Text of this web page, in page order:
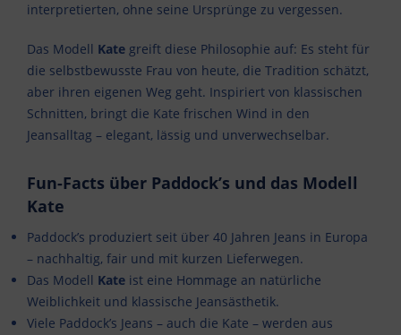
interpretierten, ohne seine Ursprünge zu vergessen.
Das Modell Kate greift diese Philosophie auf: Es steht für
die selbstbewusste Frau von heute, die Tradition schätzt,
aber ihren eigenen Weg geht. Inspiriert von klassischen
Schnitten, bringt die Kate frischen Wind in den
Jeansalltag – elegant, lässig und unverwechselbar.
Fun-Facts über Paddock’s und das Modell
Kate
Paddock’s produziert seit über 40 Jahren Jeans in Europa
– nachhaltig, fair und mit kurzen Lieferwegen.
Das Modell Kate ist eine Hommage an natürliche
Weiblichkeit und klassische Jeansästhetik.
Viele Paddock’s Jeans – auch die Kate – werden aus